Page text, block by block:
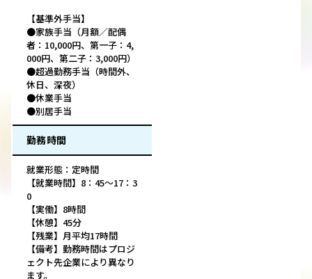
【基準外手当】
●家族手当（月額／配偶
者：10,000円、第一子：4,
000円、第二子：3,000円）
●超過勤務手当（時間外、
休日、深夜）
●休業手当
●別居手当
勤務時間
就業形態：定時間
【就業時間】8：45～17：3
0
【実働】8時間
【休憩】45分
【残業】月平均17時間
【備考】勤務時間はプロジ
ェクト先企業により異なり
ます。